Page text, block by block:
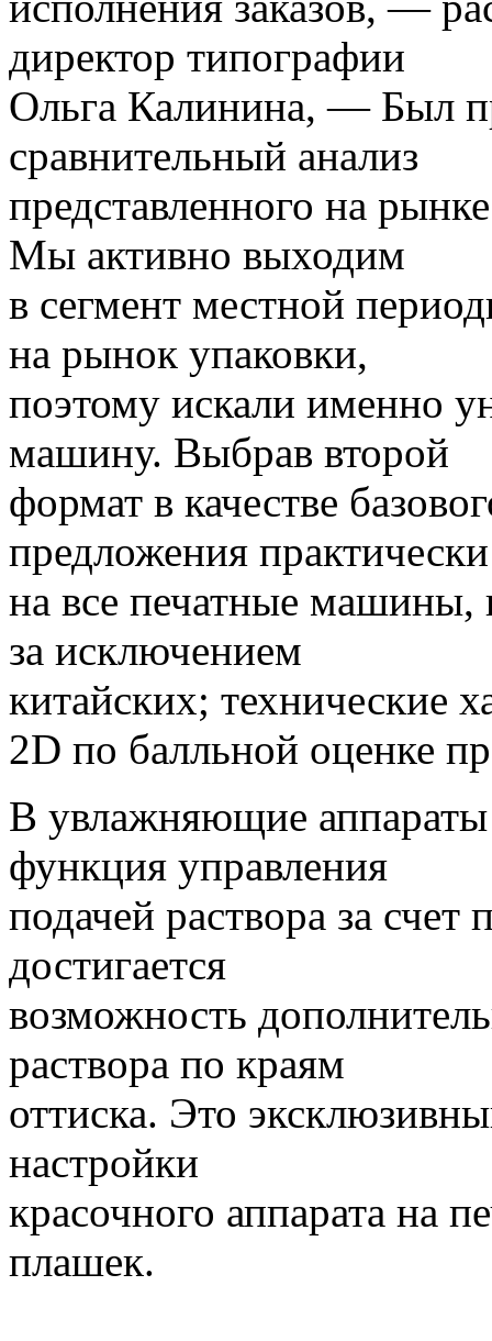
директор типографии
Ольга Калинина, — Был
сравнительный анализ
представленного на
Мы активно выходим
в сегмент местной
на рынок упаковки,
поэтому искали именно
машину. Выбрав второй
формат в качестве
предложения практически
на все печатные машины,
за исключением
китайских; технические
2D по балльной оценке
В увлажняющие
функция управления
подачей раствора за
достигается
возможность
раствора по краям
оттиска. Это
настройки
красочного аппарата на
плашек.